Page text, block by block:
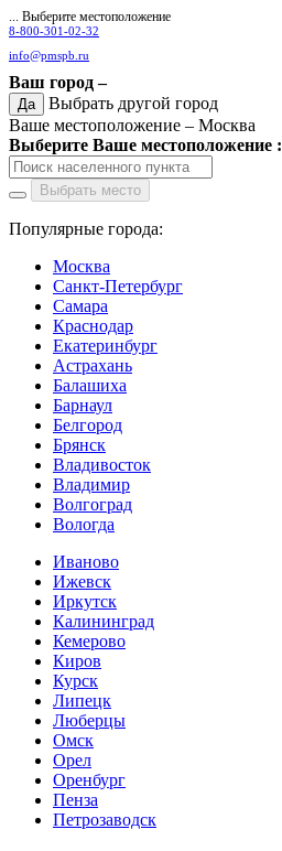
... Выберите местоположение
8-800-301-02-32
info@pmspb.ru
Ваш город –
Да
Выбрать другой город
Ваше местоположение – Москва
Выберите Ваше местоположение :
Выбрать место
Популярные города:
Москва
Санкт-Петербург
Самара
Краснодар
Екатеринбург
Астрахань
Балашиха
Барнаул
Белгород
Брянск
Владивосток
Владимир
Волгоград
Вологда
Иваново
Ижевск
Иркутск
Калининград
Кемерово
Киров
Курск
Липецк
Люберцы
Омск
Орел
Оренбург
Пенза
Петрозаводск